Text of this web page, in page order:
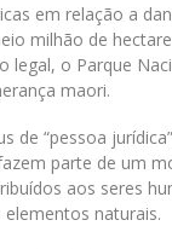
em relação a
milhão de
legal, o Parque
maori.
de “pessoa
parte de um
aos seres
naturais.